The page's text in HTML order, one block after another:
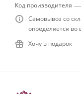
Код производителя
Самовывоз со
определяется
Хочу в подарок